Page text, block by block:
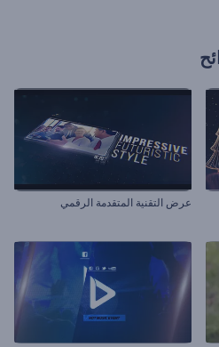
عرض التقنية المتقدمة الرقمي